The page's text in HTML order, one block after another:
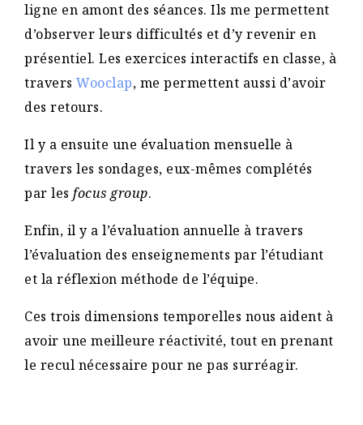
ligne en amont des séances. Ils me permettent
d’observer leurs difficultés et d’y revenir en
présentiel. Les exercices interactifs en classe, à
travers Wooclap, me permettent aussi d’avoir
des retours.
Il y a ensuite une évaluation mensuelle à
travers les sondages, eux-mêmes complétés
par les focus group.
Enfin, il y a l’évaluation annuelle à travers
l’évaluation des enseignements par l’étudiant
et la réflexion méthode de l’équipe.
Ces trois dimensions temporelles nous aident à
avoir une meilleure réactivité, tout en prenant
le recul nécessaire pour ne pas surréagir.